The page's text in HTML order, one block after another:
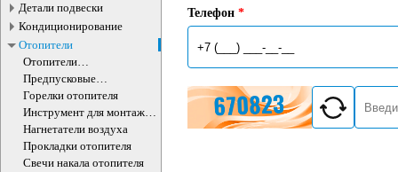
Детали подвески
Кондиционирование
Отопители
Отопители
дополнительные
Предпусковые
подогреватели
Горелки отопителя
Инструмент для монтажа
и демонтажа свечи накала
Нагнетатели воздуха
Прокладки отопителя
Свечи накала отопителя
Телефон *